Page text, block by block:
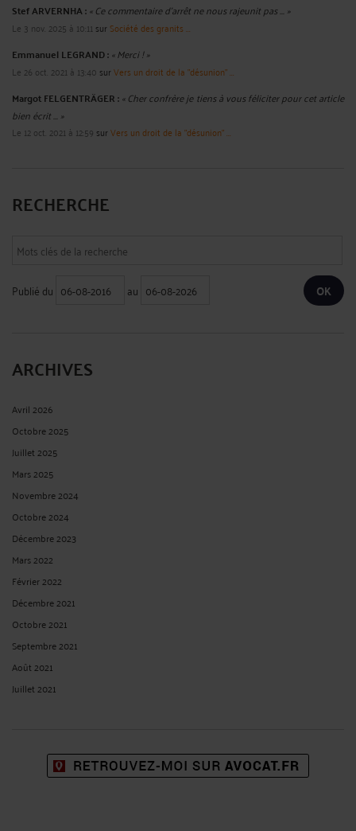
Stef ARVERNHA :« Ce commentaire d'arrêt ne nous rajeunit pas ... »
Le 3 nov. 2025 à 10:11 sur Société des granits ...
Emmanuel LEGRAND :« Merci ! »
Le 26 oct. 2021 à 13:40 surVers un droit de la "désunion" ...
Margot FELGENTRÄGER :« Cher confrère je tiens à vous féliciter pour cet article
bien écrit ... »
Le 12 oct. 2021 à 12:59 surVers un droit de la "désunion" ...
RECHERCHE
Publié du au
ARCHIVES
Avril 2026
Octobre 2025
Juillet 2025
Mars 2025
Novembre 2024
Octobre 2024
Décembre 2023
Mars 2022
Février 2022
Décembre 2021
Octobre 2021
Septembre 2021
Août 2021
Juillet 2021